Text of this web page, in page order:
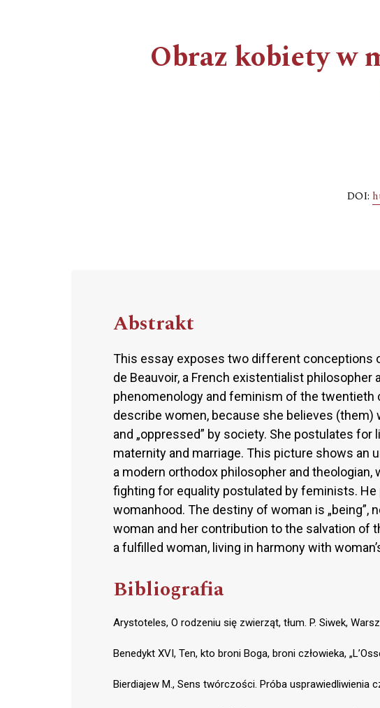
Obraz kobiety w
DOI:
Abstrakt
This essay exposes two different conceptions
de Beauvoir, a French existentialist
phenomenology and feminism of the twentieth
describe women, because she believes (them)
and „oppressed” by society. She postulates
maternity and marriage. This picture shows an
a modern orthodox philosopher and
fighting for equality postulated by feminists.
womanhood. The destiny of woman is „being”,
woman and her contribution to the salvation of
a fulfilled woman, living in harmony with
Bibliografia
Arystoteles, O rodzeniu się zwierząt, tłum. P. Siwek,
Benedykt XVI, Ten, kto broni Boga, broni człowieka,
Bierdiajew M., Sens twórczości. Próba usprawiedliwienia